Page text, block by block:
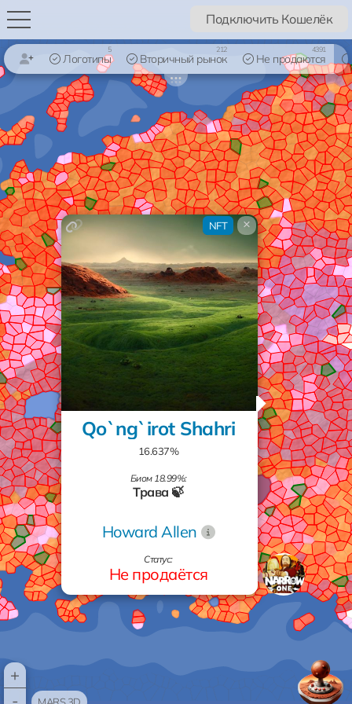
Подключить Кошелёк
Логотипы
5
Вторичный рынок
212
Не продаются
4391
+
Qo`ng`irot Shahri
16.637%
Биом 18.99%:
Трава 🍃
Howard Allen
Статус:
Не продаётся
NFT ×